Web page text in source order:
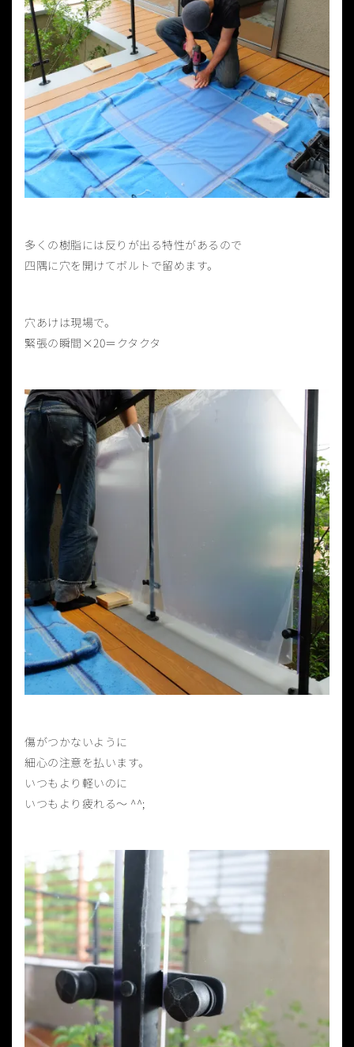
多くの樹脂には反りが出る特性があるので
四隅に穴を開けてボルトで留めます。
穴あけは現場で。
緊張の瞬間×20＝クタクタ
傷がつかないように
細心の注意を払います。
いつもより軽いのに
いつもより疲れる〜 ^^;